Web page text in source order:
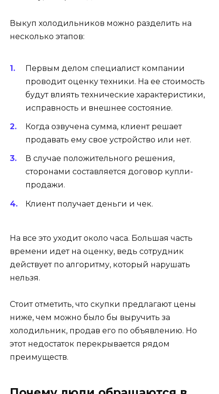
Выкуп холодильников можно разделить на
несколько этапов:
Первым делом специалист компании
проводит оценку техники. На ее стоимость
будут влиять технические характеристики,
исправность и внешнее состояние.
Когда озвучена сумма, клиент решает
продавать ему свое устройство или нет.
В случае положительного решения,
сторонами составляется договор купли-
продажи.
Клиент получает деньги и чек.
На все это уходит около часа. Большая часть
времени идет на оценку, ведь сотрудник
действует по алгоритму, который нарушать
нельзя.
Стоит отметить, что скупки предлагают цены
ниже, чем можно было бы выручить за
холодильник, продав его по объявлению. Но
этот недостаток перекрывается рядом
преимуществ.